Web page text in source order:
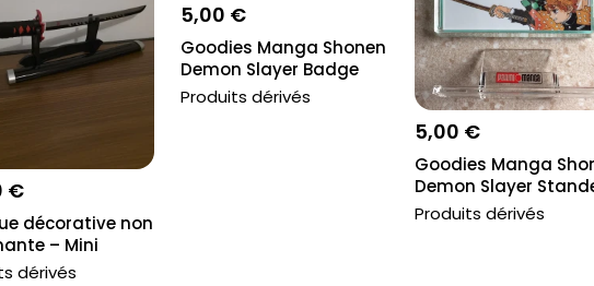
€
décorative non
– Mini
i...dérivés
5,00 €
Goodies Manga Shonen
Demon Slayer Badge
Collection...
Produits dérivés
5,00 €
Goodies Manga
Demon Slayer
Acryliqu...
Produits dérivés